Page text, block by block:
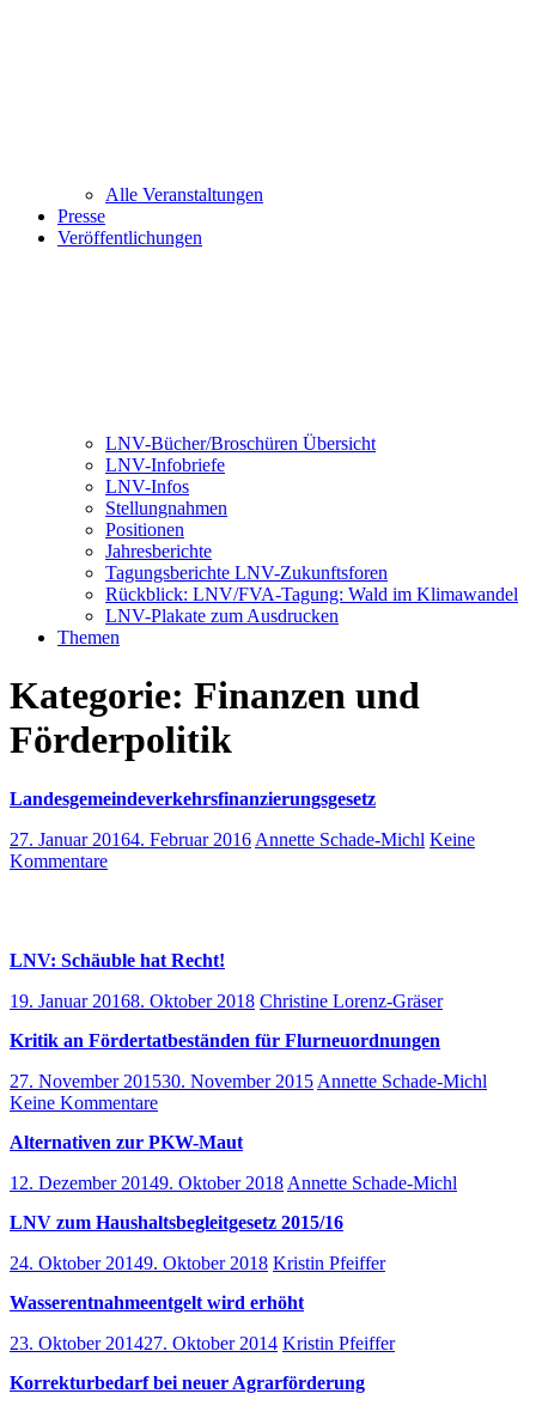
Alle Veranstaltungen
Presse
Veröffentlichungen
LNV-Bücher/Broschüren Übersicht
LNV-Infobriefe
LNV-Infos
Stellungnahmen
Positionen
Jahresberichte
Tagungsberichte LNV-Zukunftsforen
Rückblick: LNV/FVA-Tagung: Wald im Klimawandel
LNV-Plakate zum Ausdrucken
Themen
Kategorie: Finanzen und
Förderpolitik
Landesgemeindeverkehrsfinanzierungsgesetz
27. Januar 20164. Februar 2016 Annette Schade-Michl Keine
Kommentare
LNV: Schäuble hat Recht!
19. Januar 20168. Oktober 2018 Christine Lorenz-Gräser
Kritik an Fördertatbeständen für Flurneuordnungen
27. November 201530. November 2015 Annette Schade-Michl
Keine Kommentare
Alternativen zur PKW-Maut
12. Dezember 20149. Oktober 2018 Annette Schade-Michl
LNV zum Haushaltsbegleitgesetz 2015/16
24. Oktober 20149. Oktober 2018 Kristin Pfeiffer
Wasserentnahmeentgelt wird erhöht
23. Oktober 201427. Oktober 2014 Kristin Pfeiffer
Korrekturbedarf bei neuer Agrarförderung